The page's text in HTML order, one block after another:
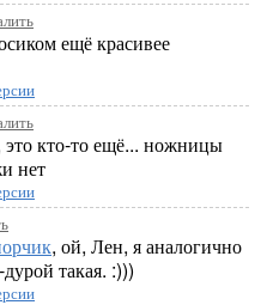
ещё красивее
кто-то ещё... ножницы
нет
, ой, Лен, я аналогично
такая. :)))